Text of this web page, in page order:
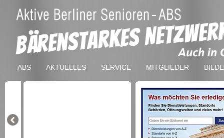
ABS AKTUELLES SERVICE MITGLIEDER